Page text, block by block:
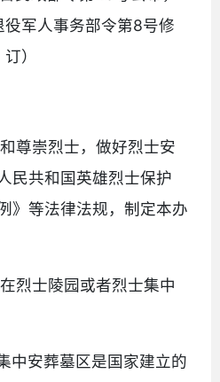
军人事务部令第8号修
订）
尊崇烈士，做好烈士安
民共和国英雄烈士保护
》等法律法规，制定本办
烈士陵园或者烈士集中
中安葬墓区是国家建立的